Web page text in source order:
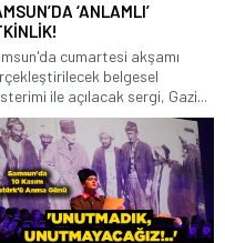
‘ANLAMLI’
cumartesi akşamı
belgesel
ile açılacak sergi, Gazi...